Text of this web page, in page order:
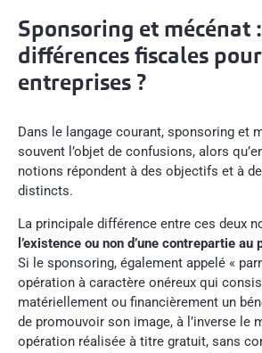
Sponsoring et mécénat
différences fiscales
entreprises ?
Dans le langage courant, sponsoring et
souvent l’objet de confusions, alors
notions répondent à des objectifs et à
distincts.
La principale différence entre ces deux
l’existence ou non d’une contrepartie au
Si le sponsoring, également appelé «
opération à caractère onéreux qui
matériellement ou financièrement un
de promouvoir son image, à l’inverse le
opération réalisée à titre gratuit, sans